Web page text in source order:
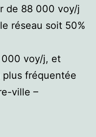
de 88 000 voy/j
réseau soit 50%
000 voy/j, et
fréquentée
ville –